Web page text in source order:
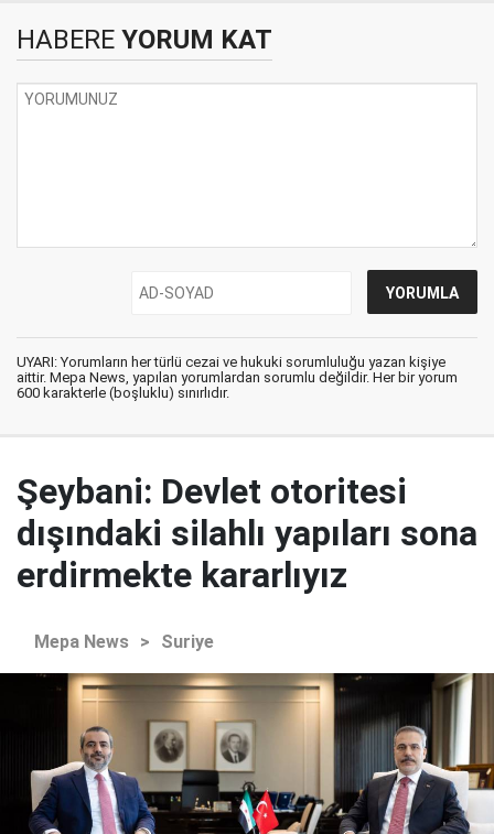
HABERE YORUM KAT
UYARI: Yorumların her türlü cezai ve hukuki sorumluluğu yazan kişiye
aittir. Mepa News, yapılan yorumlardan sorumlu değildir. Her bir yorum
600 karakterle (boşluklu) sınırlıdır.
Şeybani: Devlet otoritesi
dışındaki silahlı yapıları sona
erdirmekte kararlıyız
Mepa News > Suriye